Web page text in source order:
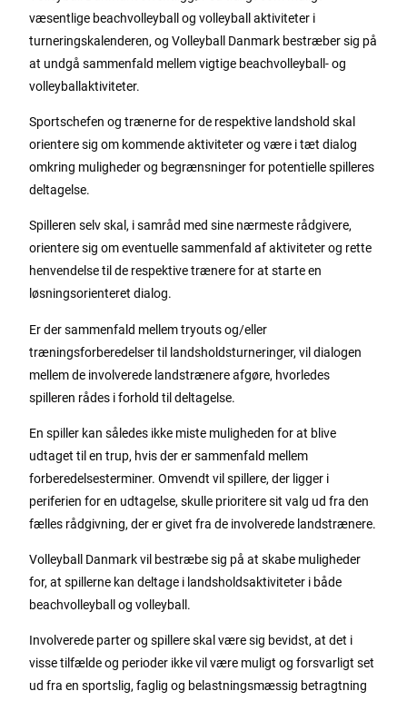
væsentlige beachvolleyball og volleyball aktiviteter i
turneringskalenderen, og Volleyball Danmark bestræber sig på
at undgå sammenfald mellem vigtige beachvolleyball- og
volleyballaktiviteter.
Sportschefen og trænerne for de respektive landshold skal
orientere sig om kommende aktiviteter og være i tæt dialog
omkring muligheder og begrænsninger for potentielle spilleres
deltagelse.
Spilleren selv skal, i samråd med sine nærmeste rådgivere,
orientere sig om eventuelle sammenfald af aktiviteter og rette
henvendelse til de respektive trænere for at starte en
løsningsorienteret dialog.
Er der sammenfald mellem tryouts og/eller
træningsforberedelser til landsholdsturneringer, vil dialogen
mellem de involverede landstrænere afgøre, hvorledes
spilleren rådes i forhold til deltagelse.
En spiller kan således ikke miste muligheden for at blive
udtaget til en trup, hvis der er sammenfald mellem
forberedelsesterminer. Omvendt vil spillere, der ligger i
periferien for en udtagelse, skulle prioritere sit valg ud fra den
fælles rådgivning, der er givet fra de involverede landstrænere.
Volleyball Danmark vil bestræbe sig på at skabe muligheder
for, at spillerne kan deltage i landsholdsaktiviteter i både
beachvolleyball og volleyball.
Involverede parter og spillere skal være sig bevidst, at det i
visse tilfælde og perioder ikke vil være muligt og forsvarligt set
ud fra en sportslig, faglig og belastningsmæssig betragtning